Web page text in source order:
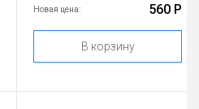
Новая цена: 560 Р
В корзину